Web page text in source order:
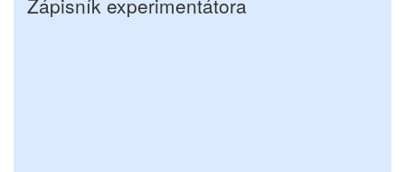
Zápisník experimentátora